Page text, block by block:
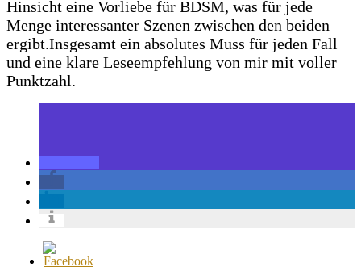
Hinsicht eine Vorliebe für BDSM, was für jede
Menge interessanter Szenen zwischen den beiden
ergibt.Insgesamt ein absolutes Muss für jeden Fall
und eine klare Leseempfehlung von mir mit voller
Punktzahl.